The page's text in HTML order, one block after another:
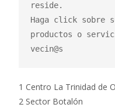
reside.
Haga click sobre
productos o
vecin@s
1 Centro La Trinidad de
2 Sector Botalón